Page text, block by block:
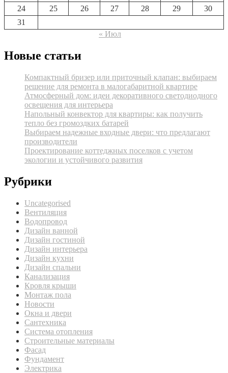
24
25 26 27 28 29
30
31
« Июл
Новые статьи
Компактный бризер или приточный клапан: выбираем
решение для ремонта в малогабаритной квартире
Атмосферный дом: идеи декоративного светодиодного
освещения для интерьера
Напольный конвектор для квартиры: как получить
тепло без громоздких батарей
Выбираем надежные входные двери: что предлагают
производители
Проектирование коттеджных поселков с учетом
экологии и устойчивого развития
Рубрики
Uncategorised
Вентиляция
Водопровод
Дизайн ванной
Дизайн гостиной
Дизайн интерьера
Дизайн кухни
Дизайн спальни
Канализация
Кровля крыши
Монтаж пола
Новости
Окна и двери
Сантехника
Система отопления
Строительные материалы
Фасад
Фундамент
Электрика